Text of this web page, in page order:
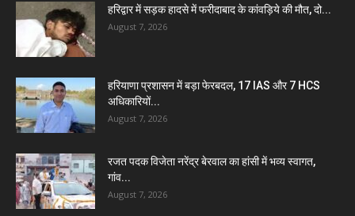
हरिद्वार में सड़क हादसे में फरीदाबाद के कांवड़िये की मौत, दो...
August 7, 2026
हरियाणा प्रशासन में बड़ा फेरबदल, 17 IAS और 7 HCS
अधिकारियों...
August 7, 2026
रजत पदक विजेता नरेंद्र बेरवाल का हांसी में भव्य स्वागत,
गांव...
August 7, 2026